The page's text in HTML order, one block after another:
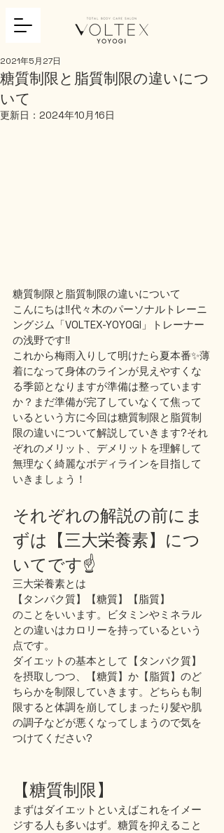
糖質制限と脂質制限の違いにつ
いて
2021年5月27日
更新日： 2024年10月16日
糖質制限と脂質制限の違いについて
こんにちは‼️代々木のパーソナルトレーニ
ングジム「VOLTEX-YOYOGI」トレーナー
の浅野です‼️
これから梅雨入りして明けたら夏本番✨薄
着になって身体のラインが見えやすくな
る季節となりますが準備は整っています
か？まだ準備が完了していなくて焦って
いるという方に今回は糖質制限と脂質制
限の違いについて解説していきます?それ
ぞれのメリット、デメリットを理解して
無理なく綺麗なボディラインを目指して
いきましょう！
それぞれの解説の前にま
ずは【三大栄養素】につ
いてです☝️
三大栄養素とは
【タンパク質】【糖質】【脂質】
のことをいいます。ビタミンやミネラル
との違いはカロリーを持っているという
点です。
ダイエットの基本として【タンパク質】
を摂取しつつ、【糖質】か【脂質】のど
ちらかを制限していきます。どちらも制
限すると体調を崩してしまったり髪や肌
の調子などが悪くなってしまうので気を
つけてください?
【糖質制限】
まずはダイエットといえばこれをイメー
ジする人も多いはず。糖質を抑えること